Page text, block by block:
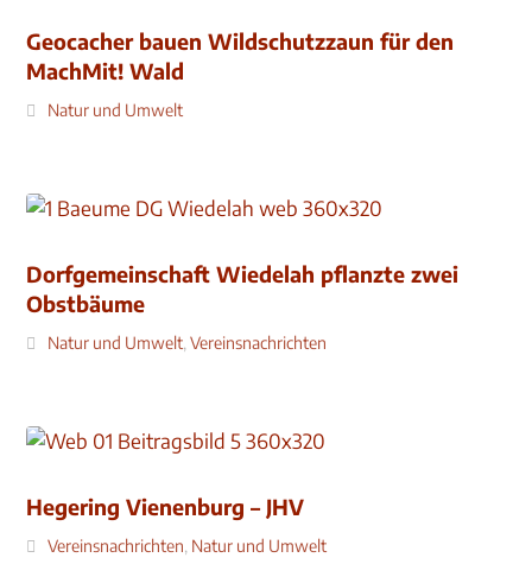
Geocacher bauen Wildschutzzaun für den
MachMit! Wald
Natur und Umwelt
Dorfgemeinschaft Wiedelah pflanzte zwei
Obstbäume
Natur und Umwelt,Vereinsnachrichten
Hegering Vienenburg – JHV
Vereinsnachrichten, Natur und Umwelt